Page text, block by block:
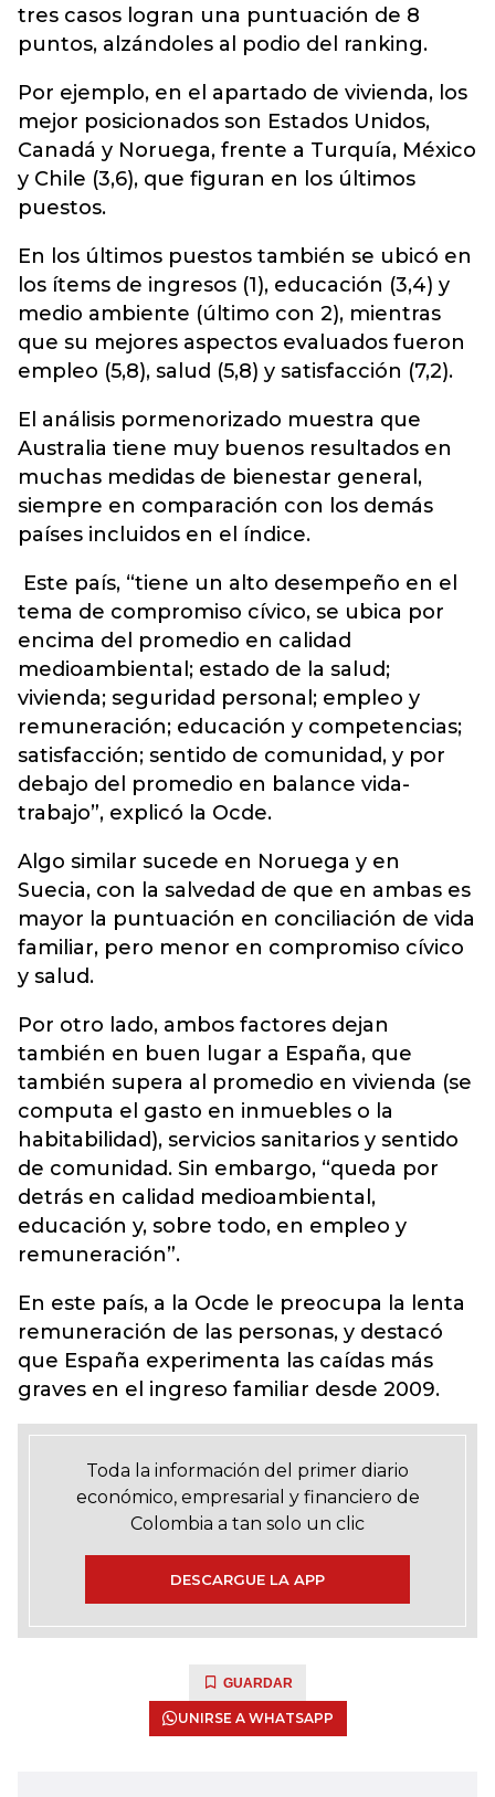
tres casos logran una puntuación de 8
puntos, alzándoles al podio del ranking.
Por ejemplo, en el apartado de vivienda, los
mejor posicionados son Estados Unidos,
Canadá y Noruega, frente a Turquía, México
y Chile (3,6), que figuran en los últimos
puestos.
En los últimos puestos también se ubicó en
los ítems de ingresos (1), educación (3,4) y
medio ambiente (último con 2), mientras
que su mejores aspectos evaluados fueron
empleo (5,8), salud (5,8) y satisfacción (7,2).
El análisis pormenorizado muestra que
Australia tiene muy buenos resultados en
muchas medidas de bienestar general,
siempre en comparación con los demás
países incluidos en el índice.
Este país, “tiene un alto desempeño en el
tema de compromiso cívico, se ubica por
encima del promedio en calidad
medioambiental; estado de la salud;
vivienda; seguridad personal; empleo y
remuneración; educación y competencias;
satisfacción; sentido de comunidad, y por
debajo del promedio en balance vida-
trabajo”, explicó la Ocde.
Algo similar sucede en Noruega y en
Suecia, con la salvedad de que en ambas es
mayor la puntuación en conciliación de vida
familiar, pero menor en compromiso cívico
y salud.
Por otro lado, ambos factores dejan
también en buen lugar a España, que
también supera al promedio en vivienda (se
computa el gasto en inmuebles o la
habitabilidad), servicios sanitarios y sentido
de comunidad. Sin embargo, “queda por
detrás en calidad medioambiental,
educación y, sobre todo, en empleo y
remuneración”.
En este país, a la Ocde le preocupa la lenta
remuneración de las personas, y destacó
que España experimenta las caídas más
graves en el ingreso familiar desde 2009.
Toda la información del primer diario
económico, empresarial y financiero de
Colombia a tan solo un clic
DESCARGUE LA APP
GUARDAR
UNIRSE A WHATSAPP